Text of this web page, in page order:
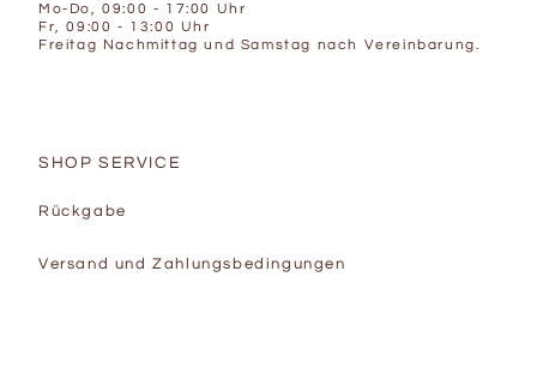
Mo-Do, 09:00 - 17:00 Uhr
Fr, 09:00 - 13:00 Uhr
Freitag Nachmittag und Samstag nach Vereinbarung.
SHOP SERVICE
Rückgabe
Versand und Zahlungsbedingungen